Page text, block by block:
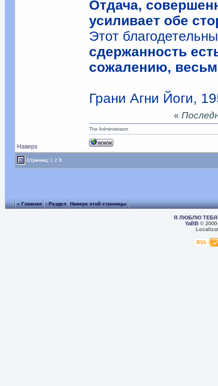
Отдача,
усиливает обе
Этот
сдержанность
сожалению,
Грани Агни Йоги,
Наверх
«
The Administrator.
Страниц: 1 2 3
« Главная ‹ Раздел Наверх этой страницы
Я ЛЮБЛЮ
YaBB©